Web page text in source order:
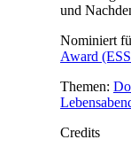
und
Nominiert
Award
Themen:
Credits